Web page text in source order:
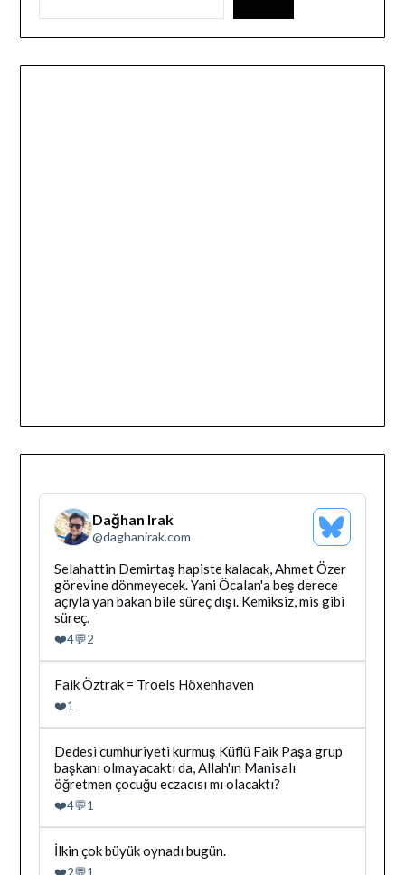
Dağhan Irak
@daghanirak.com
Bluesky
Profilini
Gor
Bluesky'da
Dağhan
Irak
tarafindan
yazilan
gonderiyi
goruntule
Selahattin Demirtaş hapiste kalacak, Ahmet Özer
görevine dönmeyecek. Yani Öcalan'a beş derece
açıyla yan bakan bile süreç dışı. Kemiksiz, mis gibi
süreç.
❤️4💬2
Bluesky'da
Dağhan
Irak
tarafindan
yazilan
gonderiyi
goruntule
Faik Öztrak = Troels Höxenhaven
❤️1
Bluesky'da
Dağhan
Irak
tarafindan
yazilan
gonderiyi
goruntule
Dedesi cumhuriyeti kurmuş Küflü Faik Paşa grup
başkanı olmayacaktı da, Allah'ın Manisalı
öğretmen çocuğu eczacısı mı olacaktı?
❤️4💬1
Bluesky'da
Dağhan
İlkin çok büyük oynadı bugün.
2 1